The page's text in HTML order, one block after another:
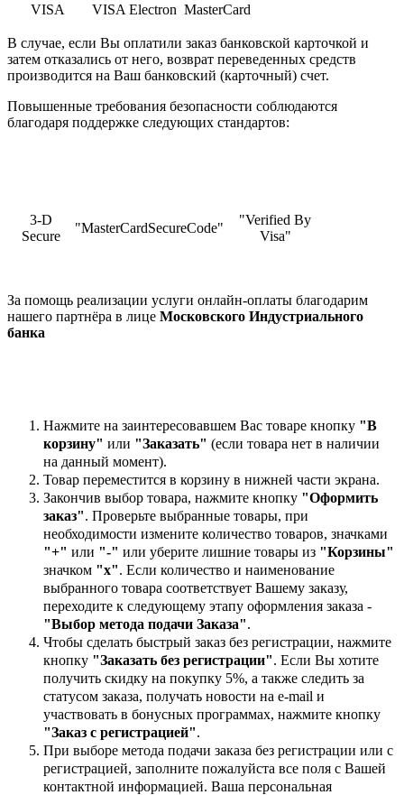
VISA VISA Electron MasterCard
В случае, если Вы оплатили заказ банковской карточкой и
затем отказались от него, возврат переведенных средств
производится на Ваш банковский (карточный) счет.
Повышенные требования безопасности соблюдаются
благодаря поддержке следующих стандартов:
3-D
Secure
"MasterCardSecureCode"
"Verified By
Visa"
За помощь реализации услуги онлайн-оплаты благодарим
нашего партнёра в лице Московского Индустриального
банка
Нажмите на заинтересовавшем Вас товаре кнопку "В
корзину" или "Заказать" (если товара нет в наличии
на данный момент).
Товар переместится в корзину в нижней части экрана.
Закончив выбор товара, нажмите кнопку "Оформить
заказ". Проверьте выбранные товары, при
необходимости измените количество товаров, значками
"+" или "-" или уберите лишние товары из "Корзины"
значком "х". Если количество и наименование
выбранного товара соответствует Вашему заказу,
переходите к следующему этапу оформления заказа -
"Выбор метода подачи Заказа".
Чтобы сделать быстрый заказ без регистрации, нажмите
кнопку "Заказать без регистрации". Если Вы хотите
получить скидку на покупку 5%, а также следить за
статусом заказа, получать новости на e-mail и
участвовать в бонусных программах, нажмите кнопку
"Заказ с регистрацией".
При выборе метода подачи заказа без регистрации или с
регистрацией, заполните пожалуйста все поля с Вашей
контактной информацией. Ваша персональная